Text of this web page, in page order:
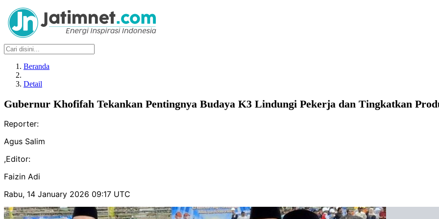
Beranda
Detail
Gubernur Khofifah Tekankan Pentingnya Budaya K3 Lindungi Pekerja dan Tingkatkan
Reporter:
Agus Salim
,Editor:
Faizin Adi
Rabu, 14 January 2026 09:17 UTC